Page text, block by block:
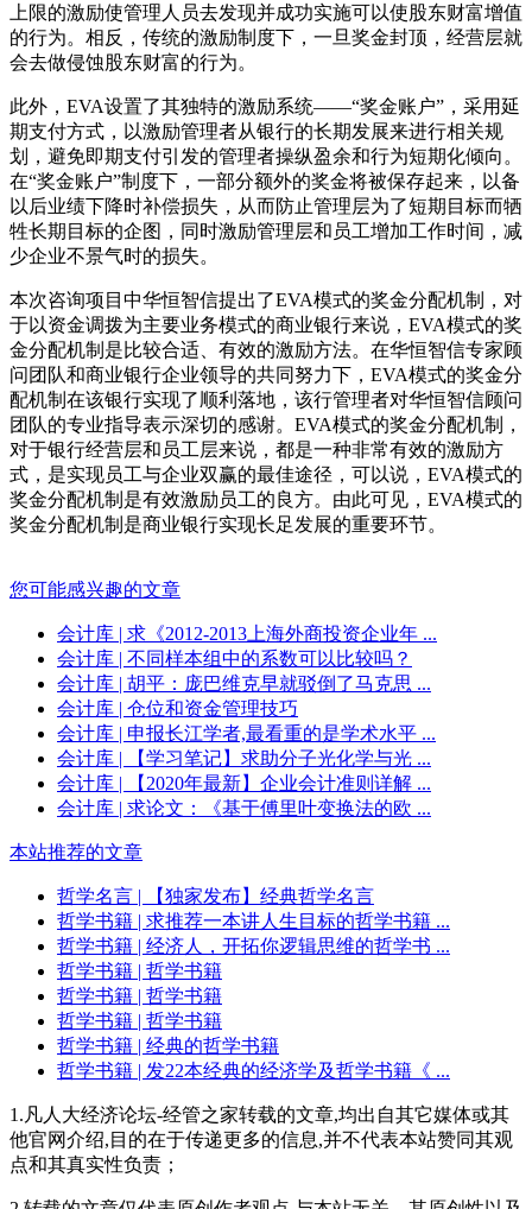
上限的激励使管理人员去发现并成功实施可以使股东财富增值
的行为。相反，传统的激励制度下，一旦奖金封顶，经营层就
会去做侵蚀股东财富的行为。
此外，EVA设置了其独特的激励系统——“奖金账户”，采用延
期支付方式，以激励管理者从银行的长期发展来进行相关规
划，避免即期支付引发的管理者操纵盈余和行为短期化倾向。
在“奖金账户”制度下，一部分额外的奖金将被保存起来，以备
以后业绩下降时补偿损失，从而防止管理层为了短期目标而牺
牲长期目标的企图，同时激励管理层和员工增加工作时间，减
少企业不景气时的损失。
本次咨询项目中华恒智信提出了EVA模式的奖金分配机制，对
于以资金调拨为主要业务模式的商业银行来说，EVA模式的奖
金分配机制是比较合适、有效的激励方法。在华恒智信专家顾
问团队和商业银行企业领导的共同努力下，EVA模式的奖金分
配机制在该银行实现了顺利落地，该行管理者对华恒智信顾问
团队的专业指导表示深切的感谢。EVA模式的奖金分配机制，
对于银行经营层和员工层来说，都是一种非常有效的激励方
式，是实现员工与企业双赢的最佳途径，可以说，EVA模式的
奖金分配机制是有效激励员工的良方。由此可见，EVA模式的
奖金分配机制是商业银行实现长足发展的重要环节。
您可能感兴趣的文章
会计库 | 求《2012-2013上海外商投资企业年 ...
会计库 | 不同样本组中的系数可以比较吗？
会计库 | 胡平：庞巴维克早就驳倒了马克思 ...
会计库 | 仓位和资金管理技巧
会计库 | 申报长江学者,最看重的是学术水平 ...
会计库 | 【学习笔记】求助分子光化学与光 ...
会计库 | 【2020年最新】企业会计准则详解 ...
会计库 | 求论文：《基于傅里叶变换法的欧 ...
本站推荐的文章
哲学名言 | 【独家发布】经典哲学名言
哲学书籍 | 求推荐一本讲人生目标的哲学书籍 ...
哲学书籍 | 经济人，开拓你逻辑思维的哲学书 ...
哲学书籍 | 哲学书籍
哲学书籍 | 哲学书籍
哲学书籍 | 哲学书籍
哲学书籍 | 经典的哲学书籍
哲学书籍 | 发22本经典的经济学及哲学书籍《 ...
1.凡人大经济论坛-经管之家转载的文章,均出自其它媒体或其
他官网介绍,目的在于传递更多的信息,并不代表本站赞同其观
点和其真实性负责；